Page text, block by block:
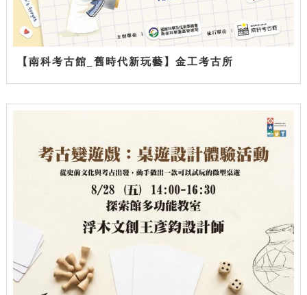
【南科考古館_舊時代新玩藝】金工考古所